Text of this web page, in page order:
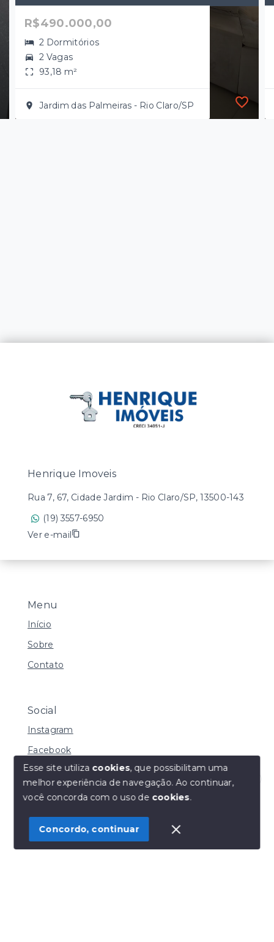
R$490.000,00
2 Dormitórios
2 Vagas
93,18 m²
Jardim das Palmeiras - Rio Claro/SP
Olá! Estamos disponíveis para te ajudar.
Menu
Início
Sobre
Contato
Social
Instagram
Facebook
© Copyright 2026 - Henrique Imoveis - Todos os
SITE PARA IMOBILIARIA
Henrique Imoveis
Rua 7, 67, Cidade Jardim - Rio Claro/SP, 13500-143
(19) 3557-6950
Ver e-mail
Esse site utiliza cookies, que possibilitam uma
melhor experiência de navegação.Ao continuar,
você concorda com o uso de cookies.
Concordo, continuar